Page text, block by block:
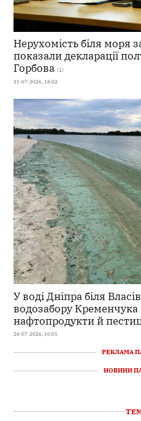
Нерухомість біля моря
показали декларації
Горбова (1)
31-07-2026, 18:02
У воді Дніпра біля
водозабору
нафтопродукти й
26-07-2026, 10:01
РЕКЛАМА
НОВИНИ